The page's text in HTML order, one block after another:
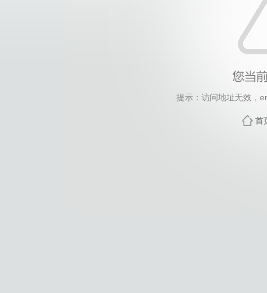
提示：访问地址无效，
首